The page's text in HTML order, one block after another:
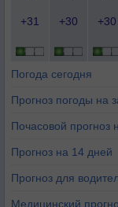
+31 +30 +30
Погода сегодня
Прогноз погоды на
Почасовой прогноз
Прогноз на 14 дней
Прогноз для
Медицинский